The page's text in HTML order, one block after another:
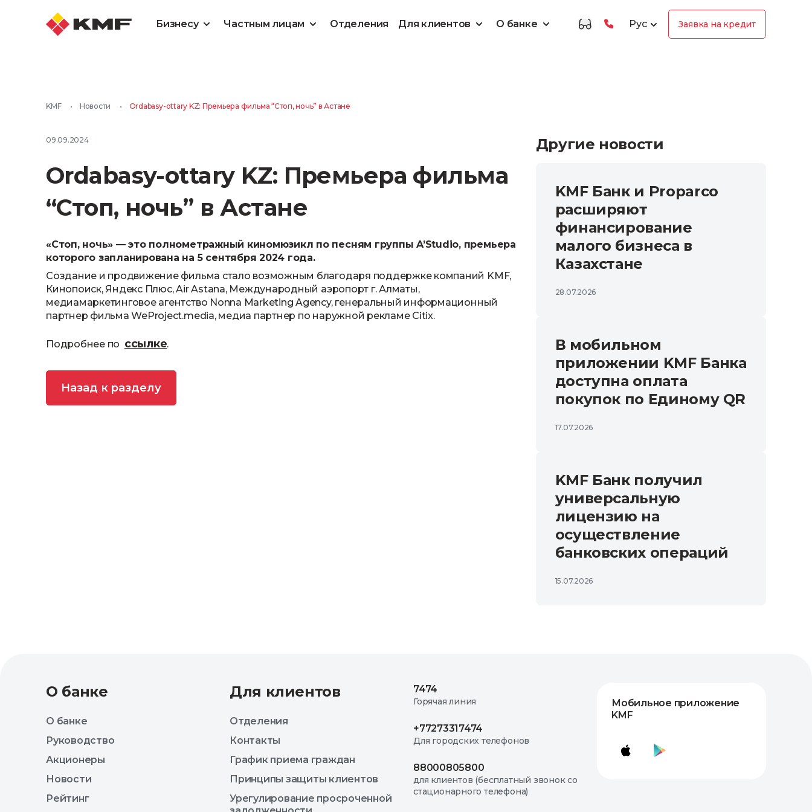
Бизнесу Частным лицам Отделения Для клиентов О банке Рус Заявка на кредит
KMF • Новости • Ordabasy-ottary KZ: Премьера фильма “Стоп, ночь” в Астане
09.09.2024
Ordabasy-ottary KZ: Премьера фильма
“Стоп, ночь” в Астане
«Стоп, ночь» — это полнометражный киномюзикл по песням группы A’Studio, премьера
которого запланирована на 5 сентября 2024 года.
Создание и продвижение фильма стало возможным благодаря поддержке компаний KMF,
Кинопоиск, Яндекс Плюс, Air Astana, Международный аэропорт г. Алматы,
медиамаркетинговое агентство Nonna Marketing Agency, генеральный информационный
партнер фильма WeProject.media, медиа партнер по наружной рекламе Citix.
Подробнее по ссылке.
Назад к разделу
Другие новости
KMF Банк и Proparco
расширяют
финансирование
малого бизнеса в
Казахстане
28.07.2026
В мобильном
приложении KMF Банка
доступна оплата
покупок по Единому QR
17.07.2026
KMF Банк получил
универсальную
лицензию на
осуществление
банковских операций
15.07.2026
О банке
О банке
Руководство
Акционеры
Новости
Рейтинг
Для клиентов
Отделения
Контакты
График приема граждан
Принципы защиты клиентов
Урегулирование просроченной
7474
Горячая линия
+77273317474
Для городских телефонов
88000805800
для клиентов (бесплатный звонок со
стационарного телефона)
Мобильное приложение
KMF